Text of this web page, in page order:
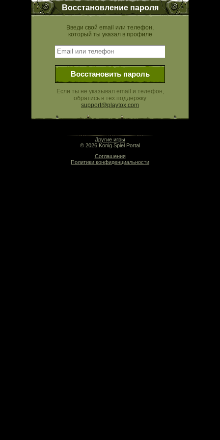
Восстановление пароля
Введи свой email или телефон,
который ты указал в профиле
Восстановить пароль
Если ты не указывал email и телефон,
обратись в тех.поддержку
support@playtox.com
Другие игры
© 2026 Konig Spiel Portal
Соглашения
Политики конфиденциальности